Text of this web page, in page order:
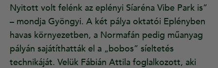
Nyitott volt felénk az eplényi Síaréna Vibe Park is”
– mondja Gyöngyi. A két pálya oktatói Eplényben
havas környezetben, a Normafán pedig műanyag
pályán sajátíthatták el a „bobos” síeltetés
technikáját. Velük Fábián Attila foglalkozott, aki